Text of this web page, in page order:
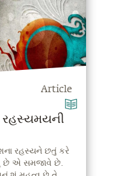
Article
રહસ્યમયની
રહસ્યને છતું કરે
છે એ સમજાવે છે.